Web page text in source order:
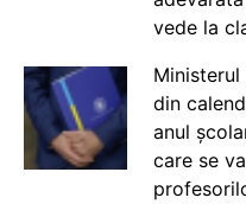
vede la
din
anul
care se